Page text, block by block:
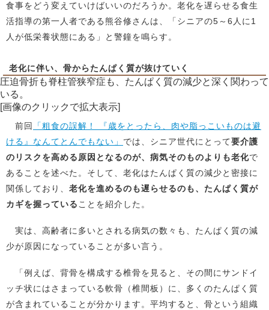
食事をどう変えていけばいいのだろうか。老化を遅らせる食生
活指導の第一人者である熊谷修さんは、「シニアの5～6人に1
人が低栄養状態にある」と警鐘を鳴らす。
老化に伴い、骨からたんぱく質が抜けていく
圧迫骨折も脊柱管狭窄症も、たんぱく質の減少と深く関わって
いる。
[画像のクリックで拡大表示]
前回
「粗食の誤解！ 『歳をとったら、肉や脂っこいものは避
ける』なんてとんでもない」 では、シニア世代にとって要介護
のリスクを高める原因となるのが、病気そのものよりも老化で
あることを述べた。そして、老化はたんぱく質の減少と密接に
関係しており、 老化を進めるのも遅らせるのも、たんぱく質が
カギを握っていることを紹介した。
実は、高齢者に多いとされる病気の数々も、たんぱく質の減
少が原因になっていることが多い言う。
「例えば、背骨を構成する椎骨を見ると、その間にサンドイ
ッチ状にはさまっている軟骨（椎間板）に、多くのたんぱく質
が含まれていることが分かります。平均すると、骨という組織